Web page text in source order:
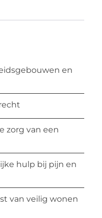
en
zorg van een
hulp bij pijn en
van veilig wonen